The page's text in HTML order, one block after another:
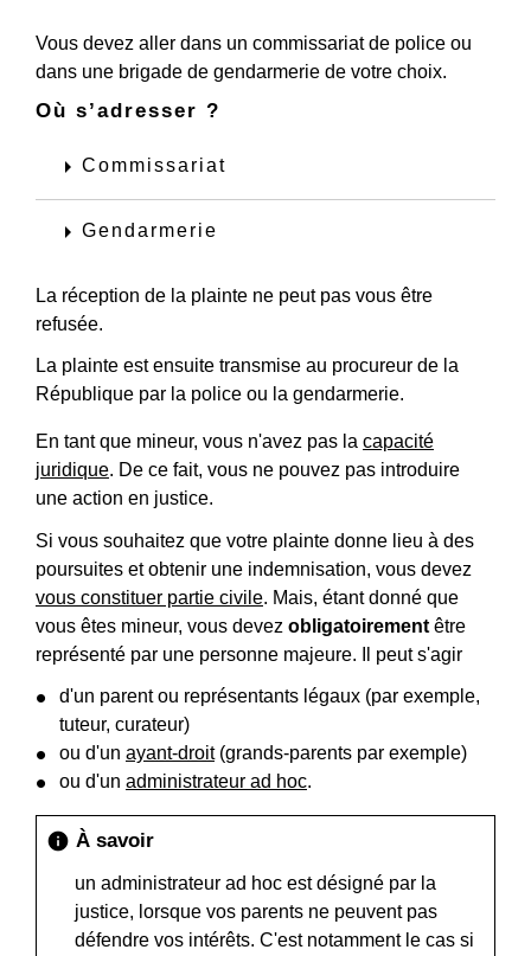
Vous devez aller dans un commissariat de police ou
dans une brigade de gendarmerie de votre choix.
Où s’adresser ?
arrow_right Commissariat
arrow_right Gendarmerie
La réception de la plainte ne peut pas vous être
refusée.
La plainte est ensuite transmise au procureur de la
République par la police ou la gendarmerie.
En tant que mineur, vous n'avez pas la capacité
juridique. De ce fait, vous ne pouvez pas introduire
une action en justice.
Si vous souhaitez que votre plainte donne lieu à des
poursuites et obtenir une indemnisation, vous devez
vous constituer partie civile. Mais, étant donné que
vous êtes mineur, vous devez obligatoirement être
représenté par une personne majeure. Il peut s'agir
d'un parent ou représentants légaux (par exemple,
tuteur, curateur)
ou d'un ayant-droit(grands-parents par exemple)
ou d'un administrateur ad hoc.
info À savoir
un administrateur ad hoc est désigné par la
justice, lorsque vos parents ne peuvent pas
défendre vos intérêts. C'est notamment le cas si